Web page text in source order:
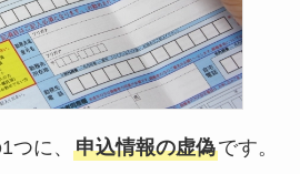
つに、 申込情報の虚偽です。